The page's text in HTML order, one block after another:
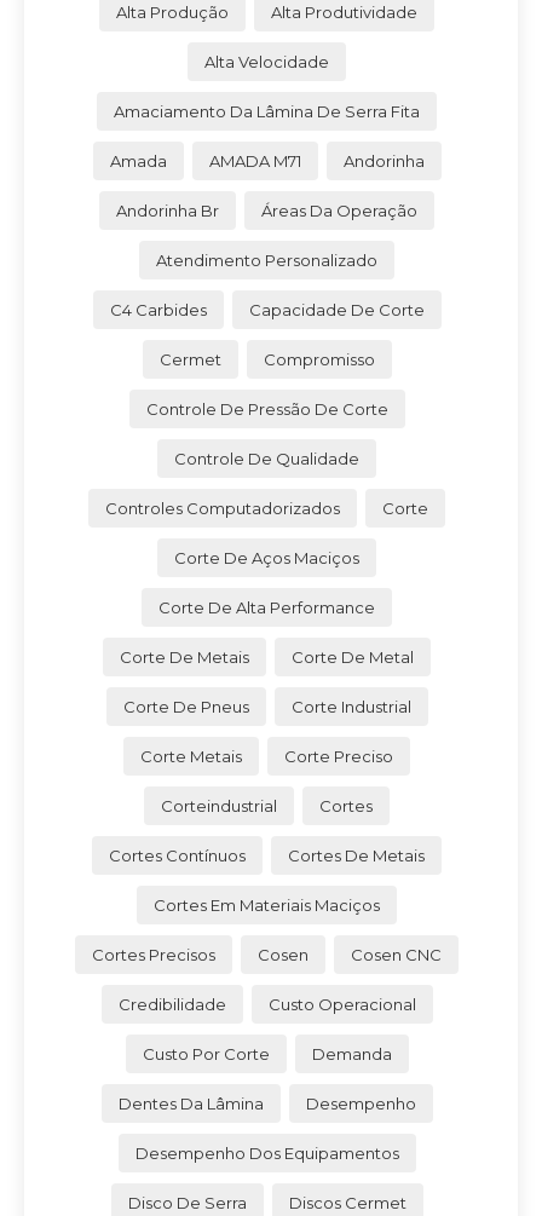
Alta Produção Alta Produtividade
Alta Velocidade
Amaciamento Da Lâmina De Serra Fita
Amada AMADA M71 Andorinha
Andorinha Br Áreas Da Operação
Atendimento Personalizado
C4 Carbides Capacidade De Corte
Cermet Compromisso
Controle De Pressão De Corte
Controle De Qualidade
Controles Computadorizados Corte
Corte De Aços Maciços
Corte De Alta Performance
Corte De Metais Corte De Metal
Corte De Pneus Corte Industrial
Corte Metais Corte Preciso
Corteindustrial Cortes
Cortes Contínuos Cortes De Metais
Cortes Em Materiais Maciços
Cortes Precisos Cosen Cosen CNC
Credibilidade Custo Operacional
Custo Por Corte Demanda
Dentes Da Lâmina Desempenho
Desempenho Dos Equipamentos
Disco De Serra Discos Cermet